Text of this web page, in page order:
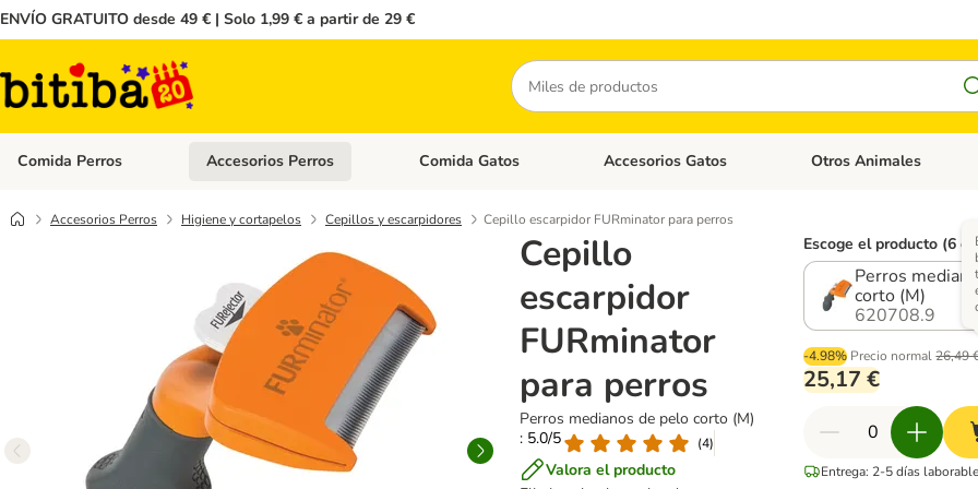
ENVÍO GRATUITO desde 49 € | Solo 1,99 € a partir de 29 €
Buscar
Comida Perros Menú de categoria abierto: Comida Perros
Accesorios Perros Menú de categoria abierto: Accesorios Perros
Comida Gatos Menú de categoria abierto: Comida Gatos
Accesorios Gatos Menú de categoria abierto:
Otros Animales
Accesorios Perros Higiene y cortapelos Cepillos y escarpidores Cepillo escarpidor FURminator para perros
Cepillo
escarpidor
FURminator
para perros
Perros medianos de pelo corto (M)
: 5.0/5
(4)
Valora el producto
Escoge el producto (6
Perros
corto (M)
620708.9
-4.98% Precio normal 26,49
25,17 €
Entrega: 2-5 días